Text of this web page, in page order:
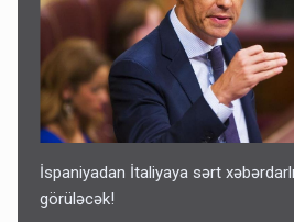
İspaniyadan İtaliyaya sərt
görüləcək!